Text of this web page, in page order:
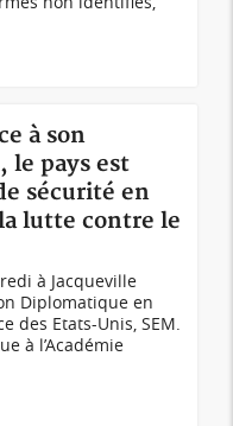
à son
le pays est
sécurité en
lutte contre le
à Jacqueville
Diplomatique en
des Etats-Unis, SEM.
à l’Académie